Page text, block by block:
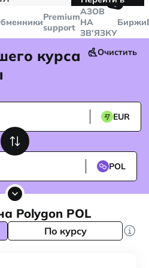
$5000
Telegram
Premium
support
🤙
AЗОВ
НА
ЗВ'ЯЗКУ
Биржи
курса
Очистить
EUR
POL
Polygon POL
По курсу